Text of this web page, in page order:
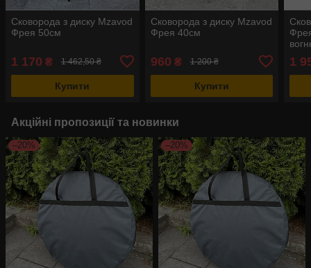
Сковорода з диску Mzavod
Фрея 50см
1 170 ₴ 1 462,50 ₴
Купити
Сковорода з диску Mzavod
Фрея 40см
960 ₴ 1 200 ₴
Купити
1
Акційні пропозиції та новинки
–20% –20%